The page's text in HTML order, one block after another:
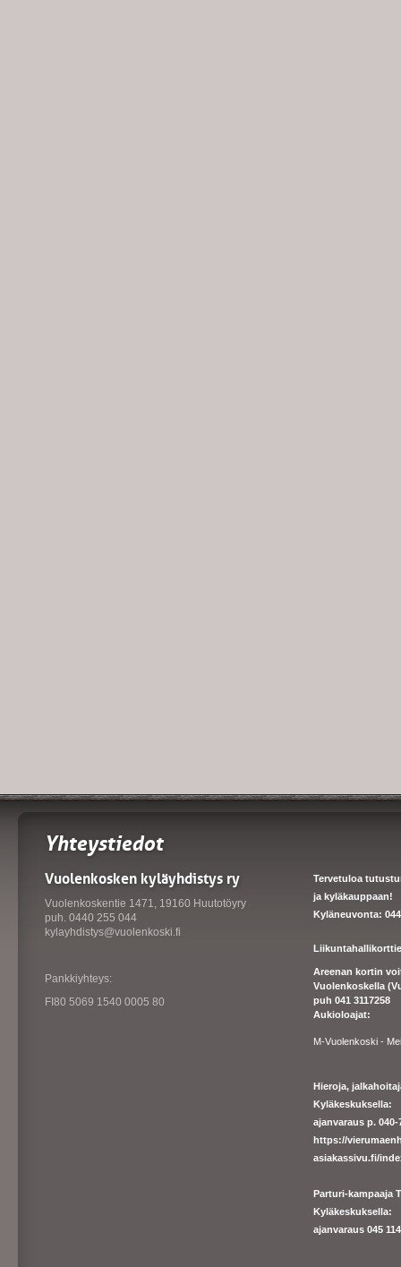
Yhteystiedot
Vuolenkosken kyläyhdistys ry
Vuolenkoskentie 1471, 19160 Huutotöyry
puh. 0440 255 044
kylayhdistys@vuolenkoski.fi
Pankkiyhteys:
FI80 5069 1540 0005 80
Tervetuloa
ja kyläkauppaan!
Kyläneuvonta: 044
Areenan kortin
Vuolenkoskella
puh 041 3117258
Aukioloajat:
M-Vuolenkoski -
Hieroja,
Kyläkeskuksella:
ajanvaraus p.
https://
asiakassivu.fi/
Parturi-kampaaja
Kyläkeskuksella:
ajanvaraus 045